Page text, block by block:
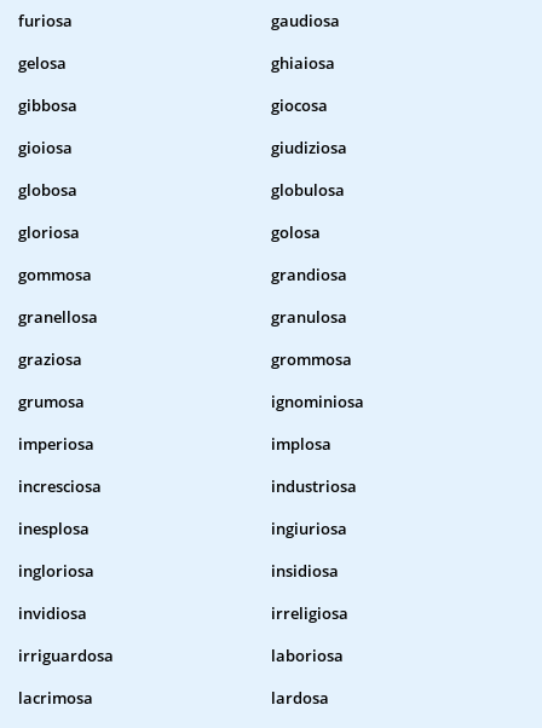
furiosa
gaudiosa
gelosa
ghiaiosa
gibbosa
giocosa
gioiosa
giudiziosa
globosa
globulosa
gloriosa
golosa
gommosa
grandiosa
granellosa
granulosa
graziosa
grommosa
grumosa
ignominiosa
imperiosa
implosa
incresciosa
industriosa
inesplosa
ingiuriosa
ingloriosa
insidiosa
invidiosa
irreligiosa
irriguardosa
laboriosa
lacrimosa
lardosa